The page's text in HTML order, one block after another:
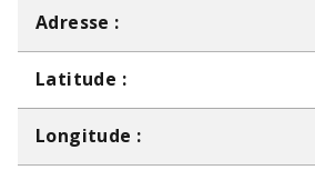
Adresse :
Latitude :
Longitude :